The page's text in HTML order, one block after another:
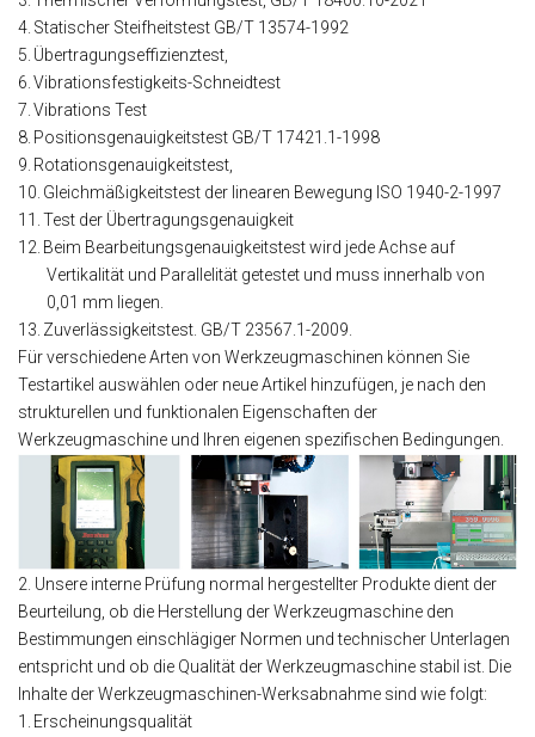
4. Statischer Steifheitstest GB/T 13574-1992
5. Übertragungseffizienztest,
6.Vibrationsfestigkeits-Schneidtest
7.Vibrations Test
8. Positionsgenauigkeitstest GB/T 17421.1-1998
9. Rotationsgenauigkeitstest,
10. Gleichmäßigkeitstest der linearen Bewegung ISO 1940-2-1997
11.Test der Übertragungsgenauigkeit
12. Beim Bearbeitungsgenauigkeitstest wird jede Achse auf
Vertikalität und Parallelität getestet und muss innerhalb von
0,01 mm liegen.
13. Zuverlässigkeitstest. GB/T 23567.1-2009.
Für verschiedene Arten von Werkzeugmaschinen können Sie
Testartikel auswählen oder neue Artikel hinzufügen, je nach den
strukturellen und funktionalen Eigenschaften der
Werkzeugmaschine und Ihren eigenen spezifischen Bedingungen.
2. Unsere interne Prüfung normal hergestellter Produkte dient der
Beurteilung, ob die Herstellung der Werkzeugmaschine den
Bestimmungen einschlägiger Normen und technischer Unterlagen
entspricht und ob die Qualität der Werkzeugmaschine stabil ist. Die
Inhalte der Werkzeugmaschinen-Werksabnahme sind wie folgt:
1.
Erscheinungsqualität